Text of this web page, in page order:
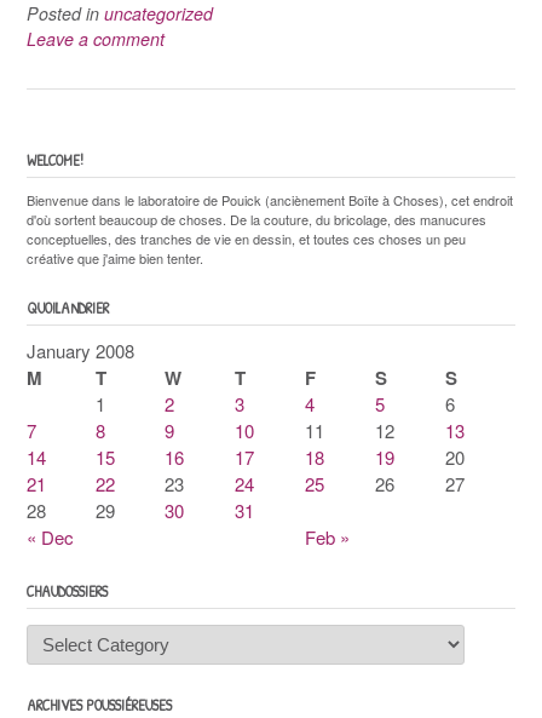
Posted in uncategorized
Leave a comment
WELCOME!
Bienvenue dans le laboratoire de Pouick (anciènement Boîte à Choses), cet endroit
d'où sortent beaucoup de choses. De la couture, du bricolage, des manucures
conceptuelles, des tranches de vie en dessin, et toutes ces choses un peu
créative que j'aime bien tenter.
QUOILANDRIER
January 2008
M T W T F S S
« Dec Feb »
1 2 3 4 5
6
7
8 9 10 11 12
13
14
15 16 17 18 19
20
21
22 23 24 25 26
27
28
29 30 31
CHAUDOSSIERS
Chaudossiers
ARCHIVES POUSSIÉREUSES